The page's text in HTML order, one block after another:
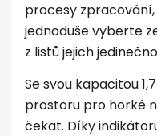
procesy zpracování,
jednoduše vyberte
z listů jejich
Se svou kapacitou
prostoru pro horké
čekat. Díky